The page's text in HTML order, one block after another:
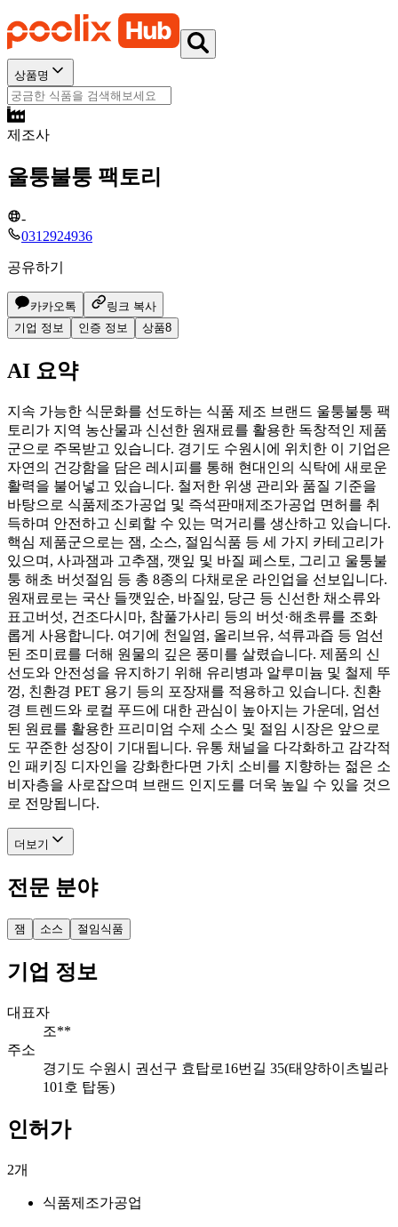
상품명
제조사
울퉁불퉁 팩토리
-
0312924936
공유하기
카카오톡
링크 복사
기업 정보
인증 정보 상품8
AI 요약
지속 가능한 식문화를 선도하는 식품 제조 브랜드 울퉁불퉁 팩
토리가 지역 농산물과 신선한 원재료를 활용한 독창적인 제품
군으로 주목받고 있습니다. 경기도 수원시에 위치한 이 기업은
자연의 건강함을 담은 레시피를 통해 현대인의 식탁에 새로운
활력을 불어넣고 있습니다. 철저한 위생 관리와 품질 기준을
바탕으로 식품제조가공업 및 즉석판매제조가공업 면허를 취
득하며 안전하고 신뢰할 수 있는 먹거리를 생산하고 있습니다.
핵심 제품군으로는 잼, 소스, 절임식품 등 세 가지 카테고리가
있으며, 사과잼과 고추잼, 깻잎 및 바질 페스토, 그리고 울퉁불
퉁 해초 버섯절임 등 총 8종의 다채로운 라인업을 선보입니다.
원재료로는 국산 들깻잎순, 바질잎, 당근 등 신선한 채소류와
표고버섯, 건조다시마, 참풀가사리 등의 버섯·해초류를 조화
롭게 사용합니다. 여기에 천일염, 올리브유, 석류과즙 등 엄선
된 조미료를 더해 원물의 깊은 풍미를 살렸습니다. 제품의 신
선도와 안전성을 유지하기 위해 유리병과 알루미늄 및 철제 뚜
껑, 친환경 PET 용기 등의 포장재를 적용하고 있습니다. 친환
경 트렌드와 로컬 푸드에 대한 관심이 높아지는 가운데, 엄선
된 원료를 활용한 프리미엄 수제 소스 및 절임 시장은 앞으로
도 꾸준한 성장이 기대됩니다. 유통 채널을 다각화하고 감각적
인 패키징 디자인을 강화한다면 가치 소비를 지향하는 젊은 소
비자층을 사로잡으며 브랜드 인지도를 더욱 높일 수 있을 것으
로 전망됩니다.
더보기
전문 분야
잼 소스 절임식품
기업 정보
대표자
조**
주소
경기도 수원시 권선구 효탑로16번길 35(태양하이츠빌라
101호 탑동)
인허가
2개
식품제조가공업